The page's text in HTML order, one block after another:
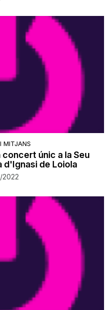
MITJANS
únic a la Seu
d'Ignasi de Loiola